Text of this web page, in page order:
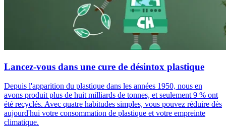
Lancez-vous dans une cure de désintox plastique
Depuis l'apparition du plastique dans les années 1950, nous en
avons produit plus de huit milliards de tonnes, et seulement 9 % ont
été recyclés. Avec quatre habitudes simples, vous pouvez réduire dès
aujourd'hui votre consommation de plastique et votre empreinte
climatique.